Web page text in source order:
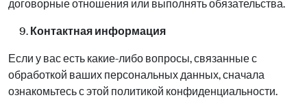
договорные отношения или выполнять обязательства.
Контактная информация
Если у вас есть какие-либо вопросы, связанные с
обработкой ваших персональных данных, сначала
ознакомьтесь с этой политикой конфиденциальности.